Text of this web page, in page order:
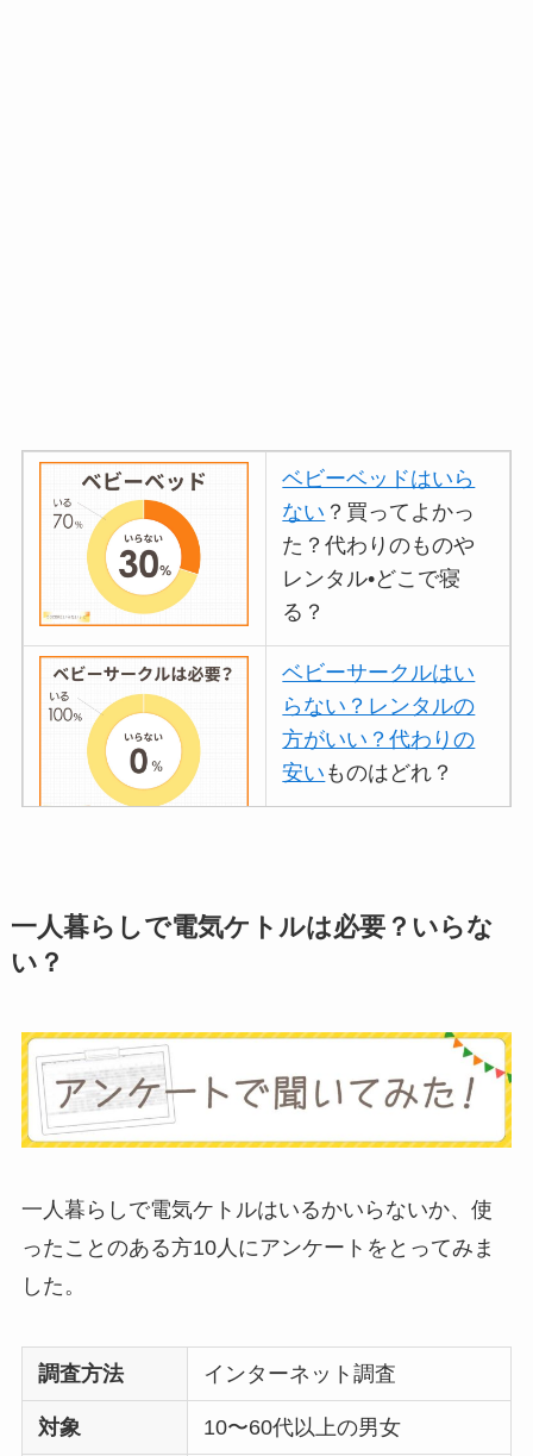
ベビーベッドはいら
ない ？買ってよかっ
た？代わりのものや
レンタル•どこで寝
る？
ベビーサークルはい
らない？レンタルの
方がいい？代わりの
安い ものはどれ？
代用やおすすめは？
ストライダーはいら
ない？三輪車とどっ
布団クリーナーはい
燥機や掃除機など
お風呂の蓋はいらな
一人暮らしで電気ケトルは必要？いらな
い？
一人暮らしで電気ケトルはいるかいらないか、使
ったことのある方10人にアンケートをとってみま
した。
調査方法 インターネット調査
対象 10〜60代以上の男女